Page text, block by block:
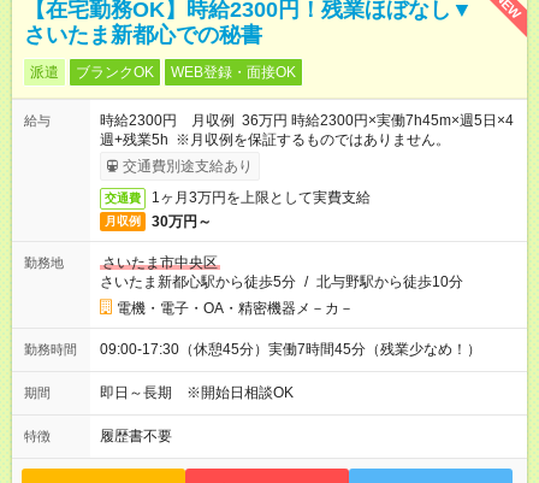
【在宅勤務OK】時給2300円！残業ほぼなし▼
さいたま新都心での秘書
派遣 ブランクOK WEB登録・面接OK
給与
時給2300円 月収例 36万円 時給2300円×実働7h45m×週5日×4
週+残業5h ※月収例を保証するものではありません。
交通費別途支給あり
交通費 1ヶ月3万円を上限として実費支給
月収例 30万円～
勤務地
さいたま市中央区
さいたま新都心駅から徒歩5分 / 北与野駅から徒歩10分
電機・電子・OA・精密機器メ－カ－
勤務時間 09:00-17:30（休憩45分）実働7時間45分（残業少なめ！）
期間 即日～長期 ※開始日相談OK
特徴 履歴書不要